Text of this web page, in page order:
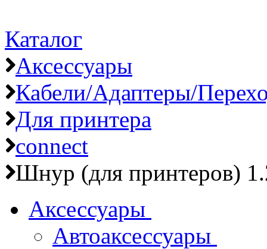
Каталог
Аксессуары
Кабели/Адаптеры/
Для принтера
connect
Шнур (для принтеров)
Аксессуары
Автоаксессуары